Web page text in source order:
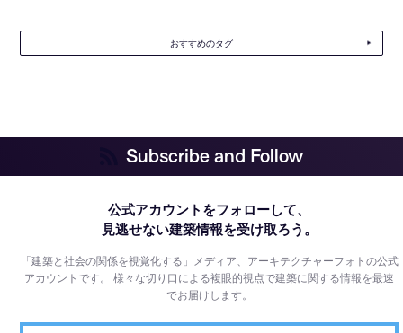
おすすめのタグ
Subscribe and Follow
公式アカウントをフォローして、
見逃せない建築情報を受け取ろう。
「建築と社会の関係を視覚化する」メディア、アーキテクチャーフォトの公式
アカウントです。様々な切り口による複眼的視点で建築に関する情報を最速
でお届けします。